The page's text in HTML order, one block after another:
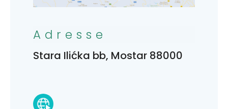
Adresse
Stara Ilićka bb, Mostar 88000